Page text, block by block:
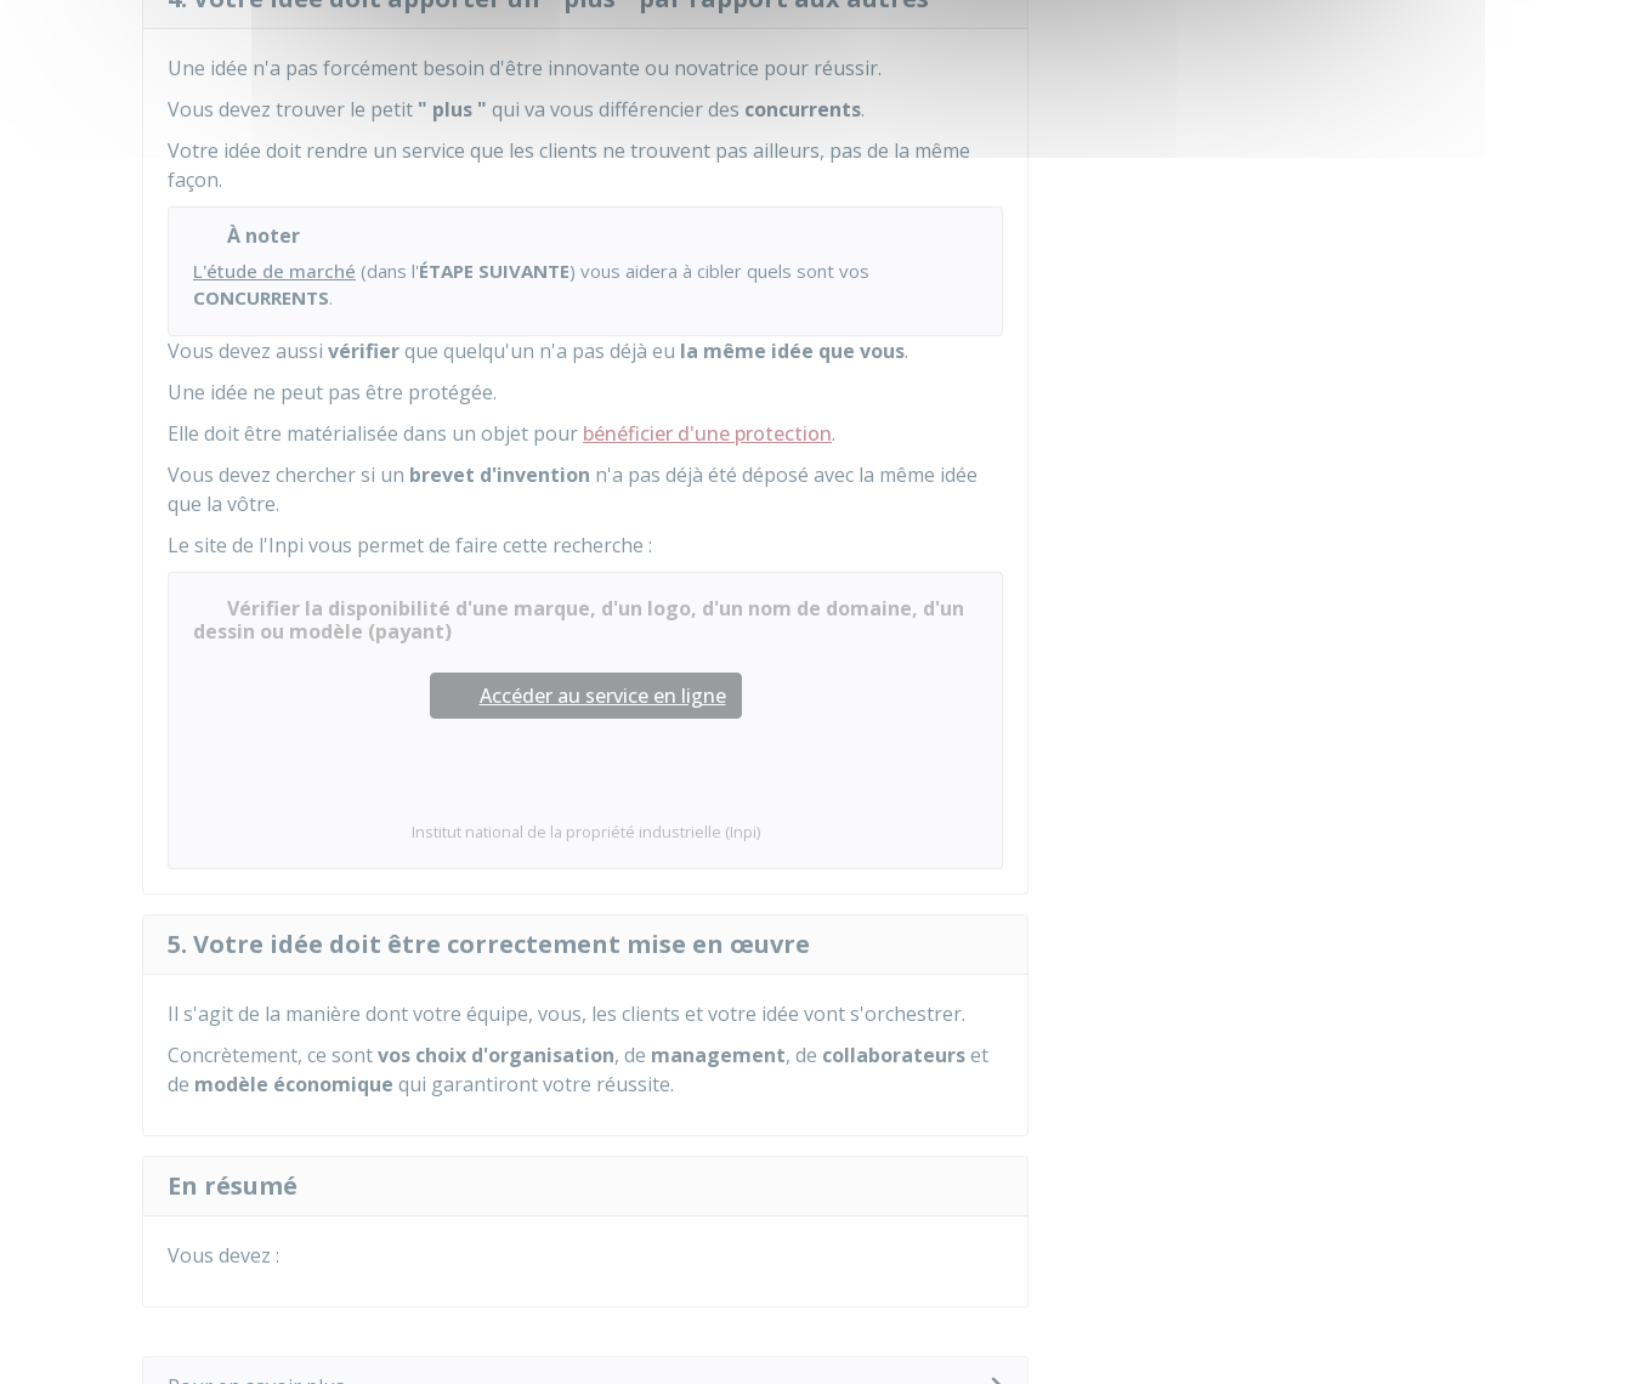
Une idée n'a pas forcément besoin d'être innovante ou novatrice pour réussir.
Vous devez trouver le petit " plus " qui va vous différencier des concurrents.
Votre idée doit rendre un service que les clients ne trouvent pas ailleurs, pas de la même
façon.
À noter
L'étude de marché (dans l'ÉTAPE SUIVANTE) vous aidera à cibler quels sont vos
CONCURRENTS.
Vous devez aussi vérifierque quelqu'un n'a pas déjà eu la même idée que vous.
Une idée ne peut pas être protégée.
Elle doit être matérialisée dans un objet pour bénéficier d'une protection.
Vous devez chercher si un brevet d'invention n'a pas déjà été déposé avec la même idée
que la vôtre.
Le site de l'Inpi vous permet de faire cette recherche :
Vérifier la disponibilité d'une marque, d'un logo, d'un nom de domaine, d'un
dessin ou modèle (payant)
Accéder au service en ligne
Institut national de la propriété industrielle (Inpi)
5. Votre idée doit être correctement mise en œuvre
Il s'agit de la manière dont votre équipe, vous, les clients et votre idée vont s'orchestrer.
Concrètement, ce sontvos choix d'organisation, de management, de collaborateurset
de modèle économique qui garantiront votre réussite.
En résumé
Vous devez :